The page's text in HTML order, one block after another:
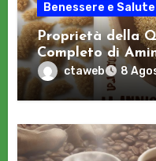
Benessere e Salute
Proprietà della
Completo di
ctaweb 8